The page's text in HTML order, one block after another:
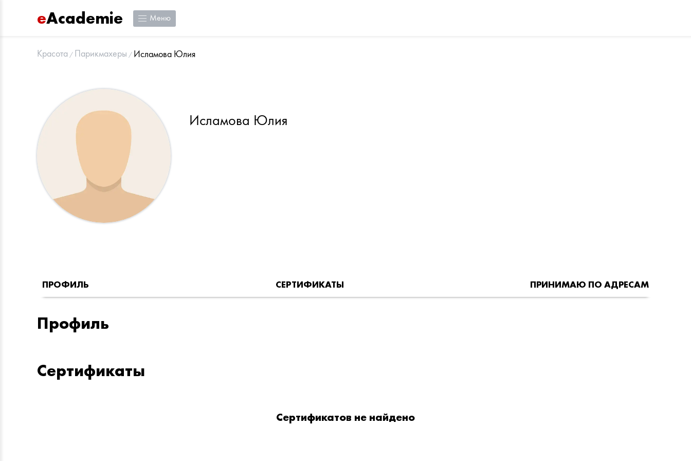
eAcademie Меню
Красота Парикмахеры Исламова Юлия
Исламова Юлия
ПРОФИЛЬ СЕРТИФИКАТЫ ПРИНИМАЮ ПО АДРЕСАМ
Профиль
Сертификаты
Сертификатов не найдено